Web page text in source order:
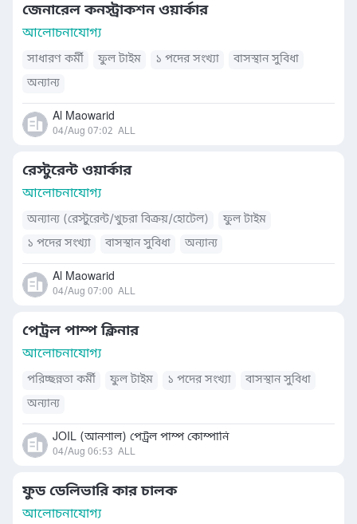
জেনারেল কনস্ট্রাকশন ওয়ার্কার
আলোচনাযোগ্য
সাধারণ কর্মী ফুল টাইম ১ পদের সংখ্যা
বাসস্থান সুবিধা
অন্যান্য
Al Maowarid
04/Aug 07:02 ALL
রেস্টুরেন্ট ওয়ার্কার
আলোচনাযোগ্য
অন্যান্য (রেস্টুরেন্ট/খুচরা বিক্রয়/হোটেল)
ফুল টাইম
১ পদের সংখ্যা
বাসস্থান সুবিধা অন্যান্য
Al Maowarid
04/Aug 07:00 ALL
পেট্রল পাম্প ক্লিনার
আলোচনাযোগ্য
পরিচ্ছন্নতা কর্মী ফুল টাইম ১ পদের সংখ্যা
বাসস্থান সুবিধা
অন্যান্য
JOIL (আনশাল) পেট্রল পাম্প কোম্পানি
04/Aug 06:53 ALL
ফুড ডেলিভারি কার চালক
আলোচনাযোগ্য